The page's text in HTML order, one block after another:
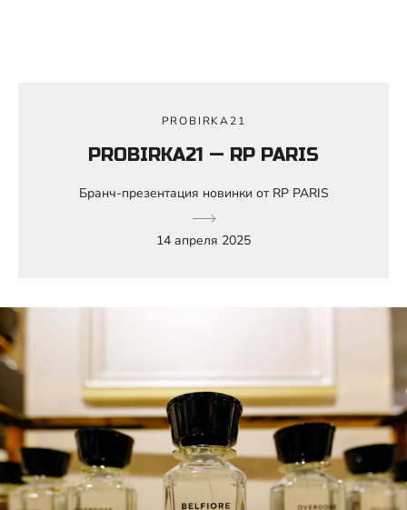
PROBIRKA21
PROBIRKA21 — RP PARIS
Бранч-презентация новинки от RP PARIS
14 апреля 2025